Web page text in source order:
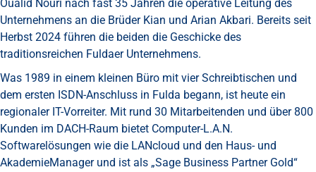
Oualid Nouri nach fast 35 Jahren die operative Leitung des
Unternehmens an die Brüder Kian und Arian Akbari. Bereits seit
Herbst 2024 führen die beiden die Geschicke des
traditionsreichen Fuldaer Unternehmens.
Was 1989 in einem kleinen Büro mit vier Schreibtischen und
dem ersten ISDN-Anschluss in Fulda begann, ist heute ein
regionaler IT-Vorreiter. Mit rund 30 Mitarbeitenden und über 800
Kunden im DACH-Raum bietet Computer-L.A.N.
Softwarelösungen wie die LANcloud und den Haus- und
AkademieManager und ist als „Sage Business Partner Gold“